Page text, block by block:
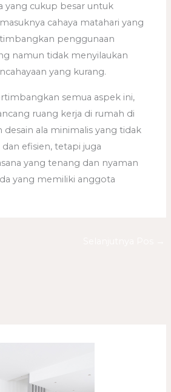
yang cukup besar untuk
cahaya matahari yang
penggunaan
namun tidak menyilaukan
yang kurang.
semua aspek ini,
ruang kerja di rumah di
desain ala minimalis yang tidak
efisien, tetapi juga
yang tenang dan nyaman
yang memiliki anggota